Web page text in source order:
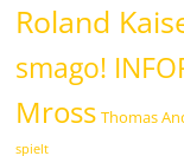
Roland
smago!
Mross Thomas
spielt